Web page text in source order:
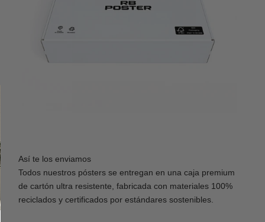
Así te los enviamos
Todos nuestros pósters se entregan en una caja premium
de cartón ultra resistente, fabricada con materiales 100%
reciclados y certificados por estándares sostenibles.